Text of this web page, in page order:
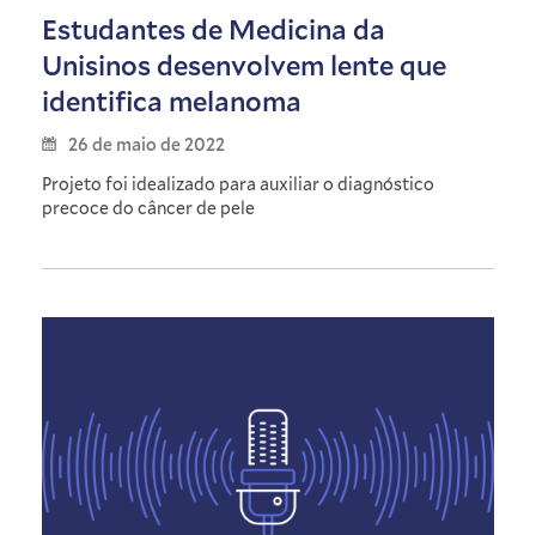
Estudantes de Medicina da
Unisinos desenvolvem lente que
identifica melanoma
26 de maio de 2022
Projeto foi idealizado para auxiliar o diagnóstico
precoce do câncer de pele